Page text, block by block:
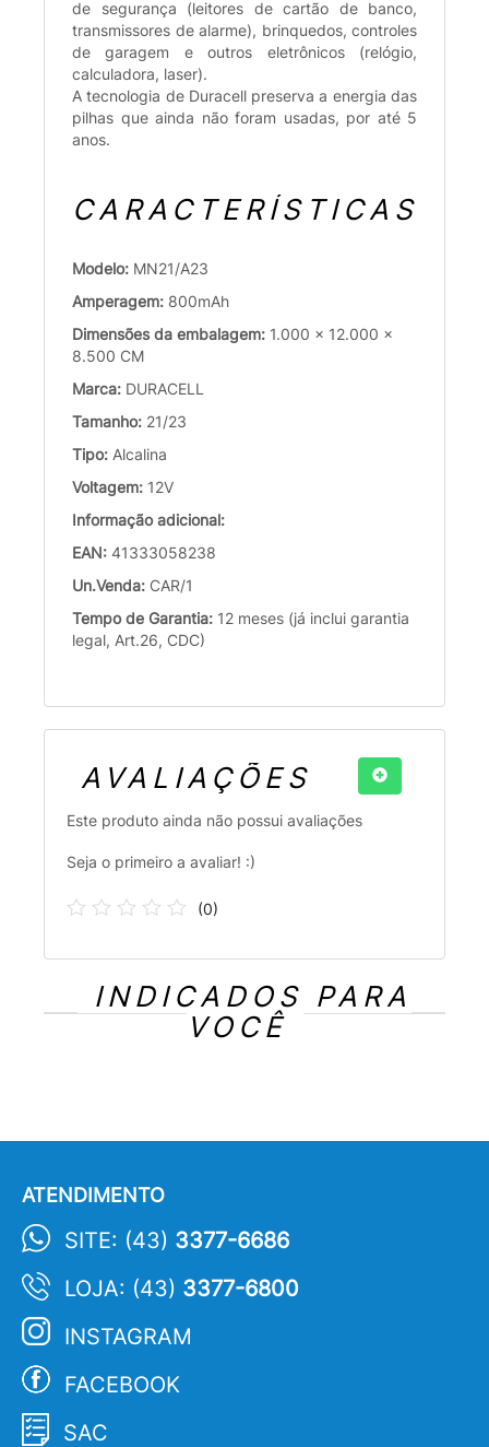
de segurança (leitores de cartão de banco,
transmissores de alarme), brinquedos, controles
de garagem e outros eletrônicos (relógio,
calculadora, laser).
A tecnologia de Duracell preserva a energia das
pilhas que ainda não foram usadas, por até 5
anos.
CARACTERÍSTICAS
Modelo: MN21/A23
Amperagem: 800mAh
Dimensões da embalagem: 1.000 x 12.000 x
8.500 CM
Marca: DURACELL
Tamanho: 21/23
Tipo: Alcalina
Voltagem: 12V
Informação adicional:
EAN: 41333058238
Un.Venda: CAR/1
Tempo de Garantia: 12 meses (já inclui garantia
legal, Art.26, CDC)
AVALIAÇÕES
Este produto ainda não possui avaliações
Seja o primeiro a avaliar! :)
(0)
INDICADOS PARA
VOCÊ
ATENDIMENTO
SITE: (43) 3377-6686
LOJA: (43) 3377-6800
INSTAGRAM
FACEBOOK
SAC